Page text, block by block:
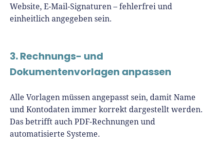
Website, E-Mail-Signaturen – fehlerfrei und
einheitlich angegeben sein.
3. Rechnungs- und
Dokumentenvorlagen anpassen
Alle Vorlagen müssen angepasst sein, damit Name
und Kontodaten immer korrekt dargestellt werden.
Das betrifft auch PDF-Rechnungen und
automatisierte Systeme.